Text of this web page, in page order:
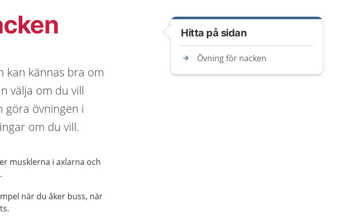
kan kännas bra om
välja om du vill
göra övningen i
om du vill.
musklerna i axlarna och
när du åker buss, när
Hitta på sidan
Övning för nacken